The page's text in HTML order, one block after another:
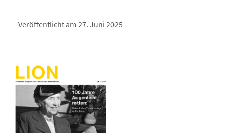
Veröffentlicht am 27. Juni 2025